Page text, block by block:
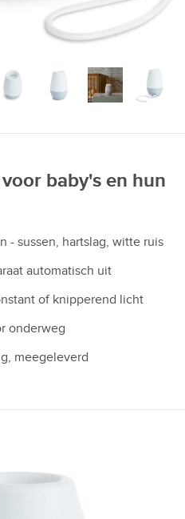
baby's en hun
- sussen, hartslag, witte ruis
automatisch uit
of knipperend licht
onderweg
meegeleverd